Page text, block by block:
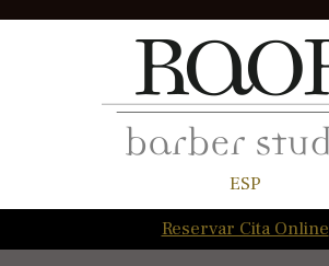
ESP
Reservar Cita Online